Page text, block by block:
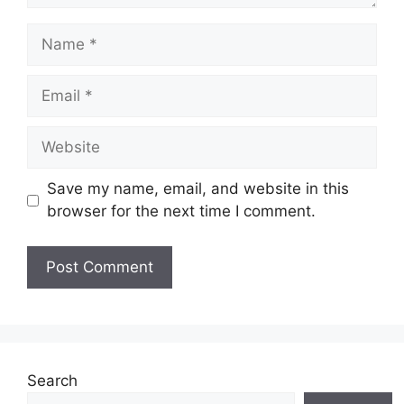
Name
Email
Website
Save my name, email, and website in this
browser for the next time I comment.
Search